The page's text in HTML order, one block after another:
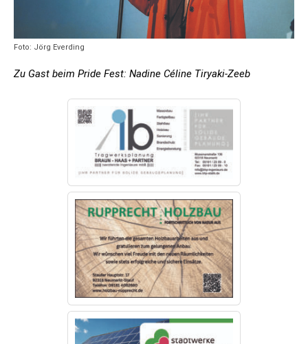
Foto: Jörg Everding
Zu Gast beim Pride Fest: Nadine Céline Tiryaki-Zeeb